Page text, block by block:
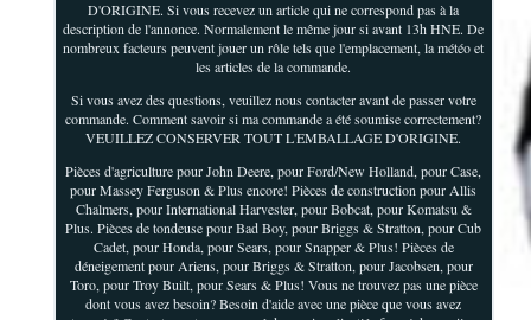
D'ORIGINE. Si vous recevez un article qui ne correspond pas à la
description de l'annonce. Normalement le même jour si avant 13h HNE. De
nombreux facteurs peuvent jouer un rôle tels que l'emplacement, la météo et
les articles de la commande.
Si vous avez des questions, veuillez nous contacter avant de passer votre
commande. Comment savoir si ma commande a été soumise correctement?
VEUILLEZ CONSERVER TOUT L'EMBALLAGE D'ORIGINE.
Pièces d'agriculture pour John Deere, pour Ford/New Holland, pour Case,
pour Massey Ferguson & Plus encore! Pièces de construction pour Allis
Chalmers, pour International Harvester, pour Bobcat, pour Komatsu &
Plus. Pièces de tondeuse pour Bad Boy, pour Briggs & Stratton, pour Cub
Cadet, pour Honda, pour Sears, pour Snapper & Plus! Pièces de
déneigement pour Ariens, pour Briggs & Stratton, pour Jacobsen, pour
Toro, pour Troy Built, pour Sears & Plus! Vous ne trouvez pas une pièce
dont vous avez besoin? Besoin d'aide avec une pièce que vous avez